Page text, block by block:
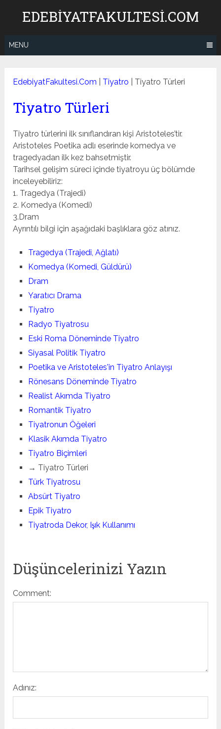
EDEBIYATFAKULTESI.COM
MENU
EdebiyatFakultesi.Com Tiyatro Tiyatro Türleri
Tiyatro Türleri
Tiyatro türlerini ilk sınıflandıran kişi Aristoteles’tir.
Aristoteles Poetika adlı eserinde komedya ve
tragedyadan ilk kez bahsetmiştir.
Tarihsel gelişim süreci içinde tiyatroyu üç bölümde
inceleyebiliriz:
1. Tragedya (Trajedi)
2. Komedya (Komedi)
3.Dram
Ayrıntılı bilgi için aşağıdaki başlıklara göz atınız.
Tragedya (Trajedi, Ağlatı)
Komedya (Komedi, Güldürü)
Dram
Yaratıcı Drama
Tiyatro
Radyo Tiyatrosu
Eski Roma Döneminde Tiyatro
Siyasal Politik Tiyatro
Poetika ve Aristoteles'in Tiyatro Anlayışı
Rönesans Döneminde Tiyatro
Realist Akımda Tiyatro
Romantik Tiyatro
Tiyatronun Öğeleri
Klasik Akımda Tiyatro
Tiyatro Biçimleri
→ Tiyatro Türleri
Türk Tiyatrosu
Absürt Tiyatro
Epik Tiyatro
Tiyatroda Dekor, Işık Kullanımı
Düşüncelerinizi Yazın
Comment:
Adınız: